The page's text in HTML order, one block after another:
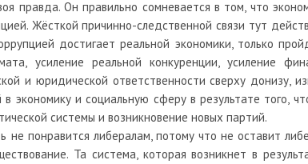
правда. Он правильно сомневается в том, что
Жёсткой причинно-следственной связи тут
достигает реальной экономики, только
усиление реальной конкуренции, усиление
и юридической ответственности сверху донизу,
экономику и социальную сферу в результате того,
системы и возникновение новых партий.
не понравится либералам, потому что не оставит
Та система, которая возникнет в